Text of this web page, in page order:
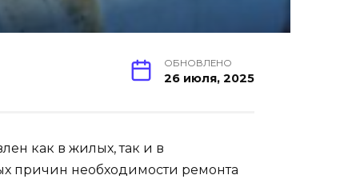
ОБНОВЛЕНО
26 июля, 2025
как в жилых, так и в
причин необходимости ремонта